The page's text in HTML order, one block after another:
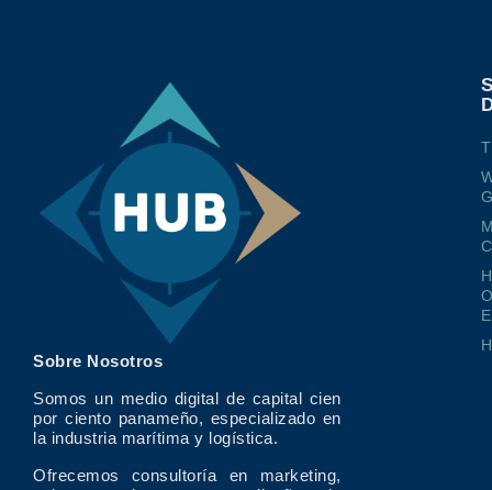
Sobre Nosotros
Somos un medio digital de capital cien
por ciento panameño, especializado en
la industria marítima y logística.
Ofrecemos consultoría en marketing,